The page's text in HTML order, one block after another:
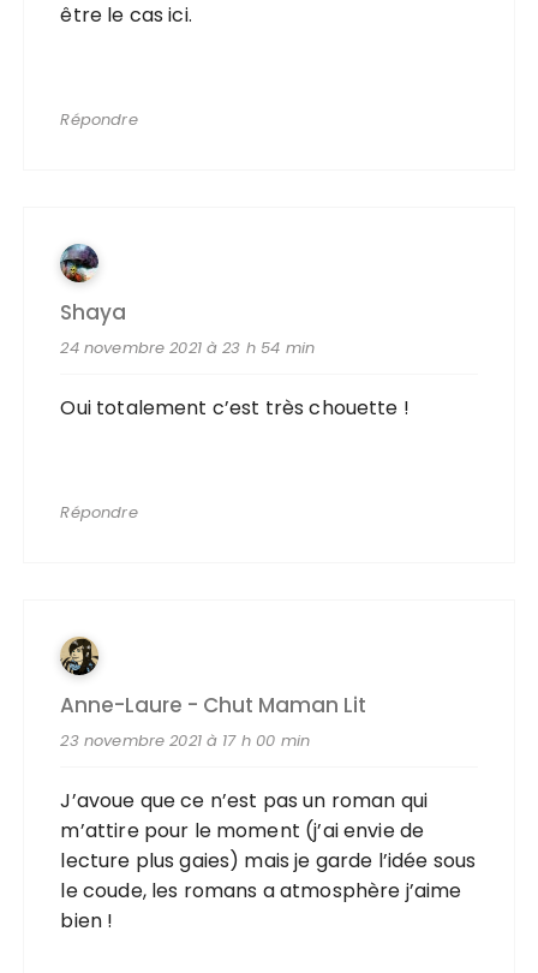
être le cas ici.
Répondre
Shaya
24 novembre 2021 à 23 h 54 min
Oui totalement c’est très chouette !
Répondre
Anne-Laure - Chut Maman Lit
23 novembre 2021 à 17 h 00 min
J’avoue que ce n’est pas un roman qui
m’attire pour le moment (j’ai envie de
lecture plus gaies) mais je garde l’idée sous
le coude, les romans a atmosphère j’aime
bien !